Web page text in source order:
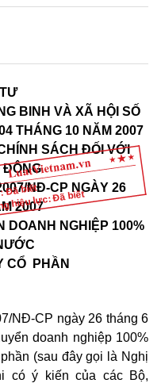
Đã biết
hiệu lực: Đã biết
BINH VÀ XÃ HỘI SỐ
THÁNG 10 NĂM 2007
SÁCH ĐỐI VỚI
ĐỘNG
NĐ-CP NGÀY 26
2007
DOANH NGHIỆP 100%
CỔ
PHẦN
NĐ-CP ngày 26 tháng 6
doanh nghiệp 100%
(sau đây gọi là Nghị
có ý kiến của các Bộ,